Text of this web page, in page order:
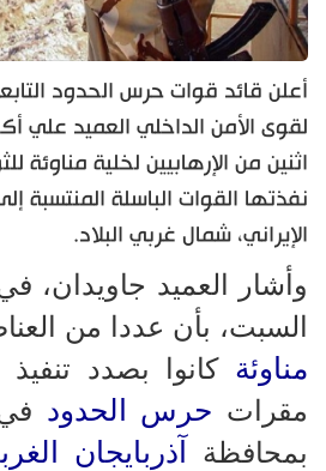
أعلن قائد قوات حرس الحدود
لقوى الأمن الداخلي العميد علي
اثنين من الإرهابيين لخلية مناوئة
نفذتها القوات الباسلة المنتسبة
الإيراني، شمال غربي البلاد.
وأشار العميد جاويدان،
السبت، بأن عددا من
مناوئة كانوا بصدد
مقرات حرس الحدود
بمحافظة آذربايجان